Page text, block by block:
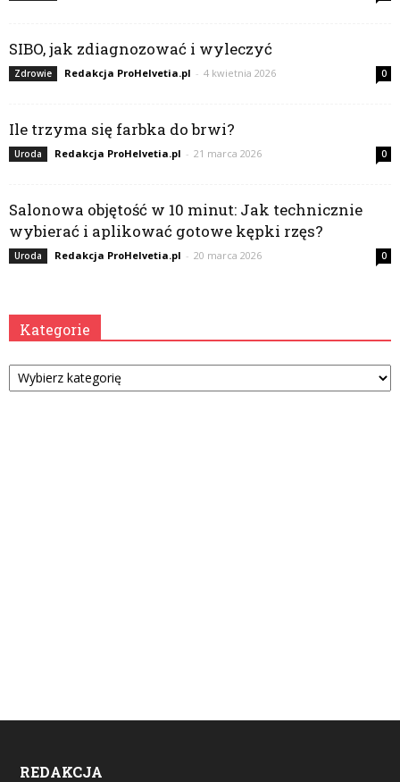
SIBO, jak zdiagnozować i wyleczyć
Zdrowie Redakcja ProHelvetia.pl - 4 kwietnia 2026 0
Ile trzyma się farbka do brwi?
Uroda Redakcja ProHelvetia.pl - 21 marca 2026 0
Salonowa objętość w 10 minut: Jak technicznie
wybierać i aplikować gotowe kępki rzęs?
Uroda Redakcja ProHelvetia.pl - 20 marca 2026 0
Kategorie
Kategorie
REDAKCJA